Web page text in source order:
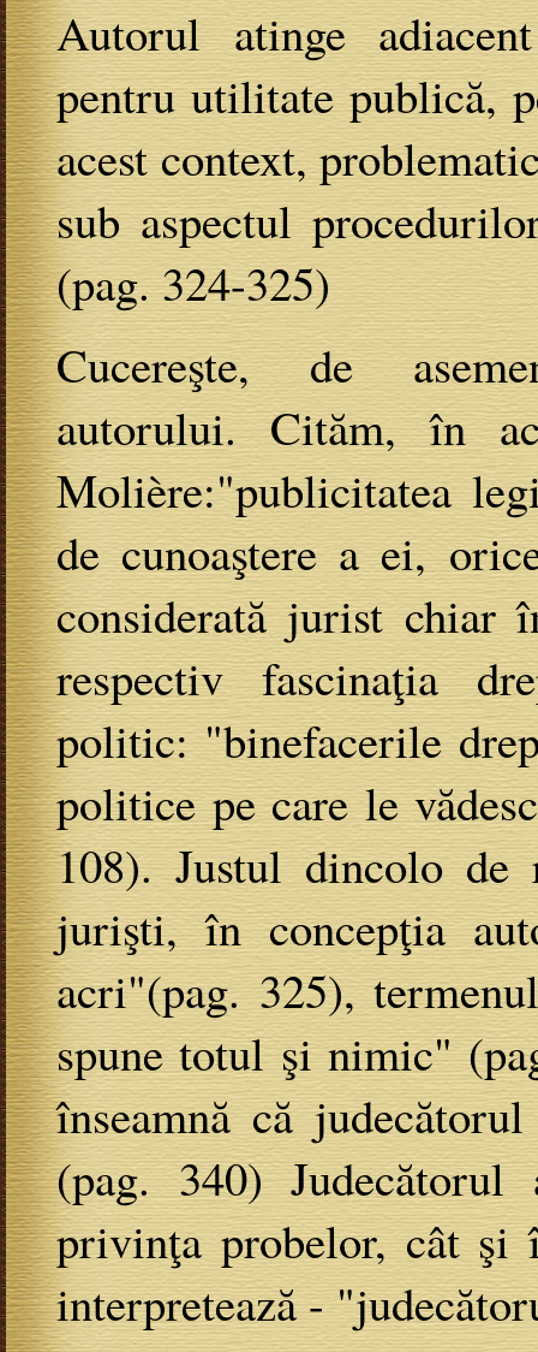
Autorul atinge
pentru utilitate publică,
acest context,
sub aspectul
(pag. 324-325)
Cucereşte, de
autorului. Cităm, în
Molière:"publicitatea
de cunoaştere a ei,
considerată jurist chiar
respectiv fascinaţia
politic: "binefacerile
politice pe care le
108). Justul dincolo
jurişti, în concepţia
acri"(pag. 325),
spune totul şi nimic"
înseamnă că
(pag. 340)
privinţa probelor, cât şi
interpretează -